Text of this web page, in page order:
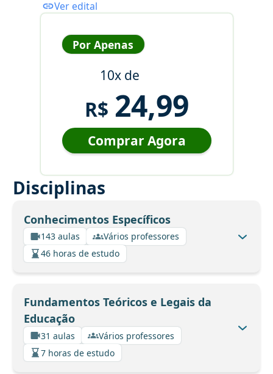
Ver edital
Por Apenas
10x de
R$ 24,99
Comprar Agora
Disciplinas
Conhecimentos Específicos
143 aulas
Vários professores
46 horas de estudo
Fundamentos Teóricos e Legais da
Educação
31 aulas
Vários professores
7 horas de estudo